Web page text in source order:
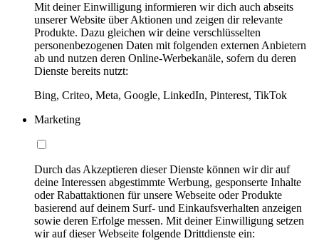
Mit deiner Einwilligung informieren wir dich auch abseits
unserer Website über Aktionen und zeigen dir relevante
Produkte. Dazu gleichen wir deine verschlüsselten
personenbezogenen Daten mit folgenden externen Anbietern
ab und nutzen deren Online-Werbekanäle, sofern du deren
Dienste bereits nutzt:
Bing, Criteo, Meta, Google, LinkedIn, Pinterest, TikTok
Marketing
Durch das Akzeptieren dieser Dienste können wir dir auf
deine Interessen abgestimmte Werbung, gesponserte Inhalte
oder Rabattaktionen für unsere Webseite oder Produkte
basierend auf deinem Surf- und Einkaufsverhalten anzeigen
sowie deren Erfolge messen. Mit deiner Einwilligung setzen
wir auf dieser Webseite folgende Drittdienste ein: